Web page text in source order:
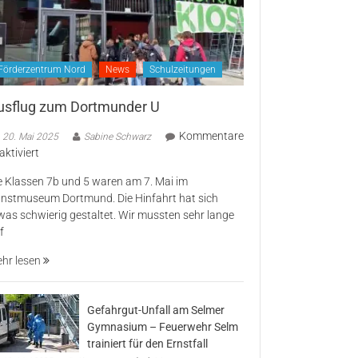
Nord News Schulzeitungen
zum Dortmunder U
20. Mai 2025 Sabine Schwarz
Kommentare
zum
Dortmunder
U
Klassen 7b und 5 waren am 7. Mai im
Dortmund. Die Hinfahrt hat sich
schwierig gestaltet. Wir mussten sehr lange
lesen
Gefahrgut-Unfall am Selmer
Gymnasium – Feuerwehr Selm
trainiert für den Ernstfall